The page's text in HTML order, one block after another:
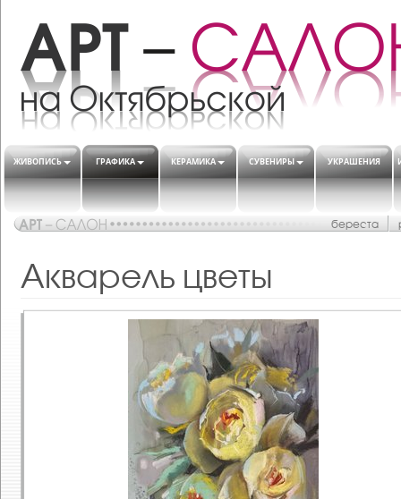
ЖИВОПИСЬ ГРАФИКА КЕРАМИКА СУВЕНИРЫ УКРАШЕНИЯ
береста
Акварель цветы